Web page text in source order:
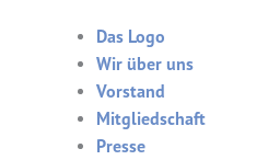
Das Logo
Wir über uns
Vorstand
Mitgliedschaft
Presse